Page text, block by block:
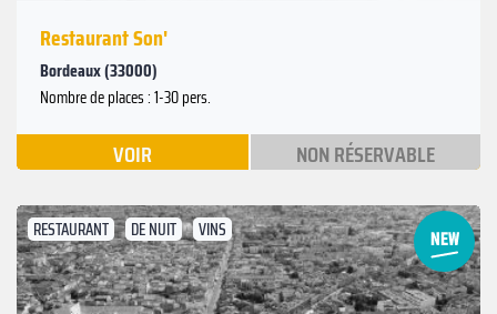
Restaurant Son'
Bordeaux (33000)
Nombre de places : 1-30 pers.
VOIR NON RÉSERVABLE
RESTAURANT DE NUIT VINS